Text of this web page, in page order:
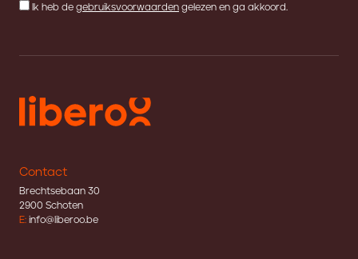
Ik heb de gebruiksvoorwaarden gelezen en ga akkoord.
Contact
Brechtsebaan 30
2900 Schoten
E: info@liberoo.be